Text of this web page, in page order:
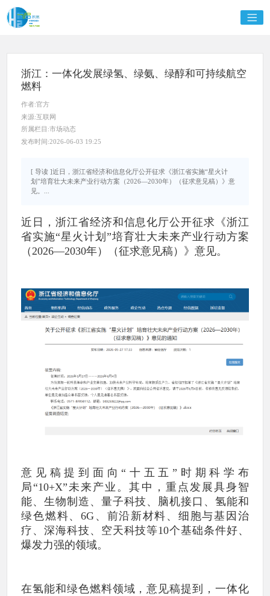
浙江：一体化发展绿氢、绿氨、绿醇和可持续航空
燃料
作者:官方
来源:互联网
所属栏目:市场动态
发布时间:2026-06-03 19:25
[ 导读 ]近日，浙江省经济和信息化厅公开征求《浙江省实施“星火计
划”培育壮大未来产业行动方案（2026—2030年）（征求意见稿）》意
见。...
近日，浙江省经济和信息化厅公开征求《浙江
省实施“星火计划”培育壮大未来产业行动方案
（2026—2030年）（征求意见稿）》意见。
意见稿提到面向“十五五”时期科学布
局“10+X”未来产业。其中，重点发展具身智
能、生物制造、量子科技、脑机接口、氢能和
绿色燃料、6G、前沿新材料、细胞与基因治
疗、深海科技、空天科技等10个基础条件好、
爆发力强的领域。
在氢能和绿色燃料领域，意见稿提到，一体化